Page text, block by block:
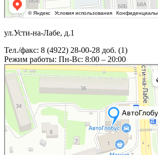
ул.Усти-на-Лабе, д.1
Тел./факс: 8 (4922) 28-00-28 доб. (1)
Режим работы: Пн-Вс: 8:00 – 20:00